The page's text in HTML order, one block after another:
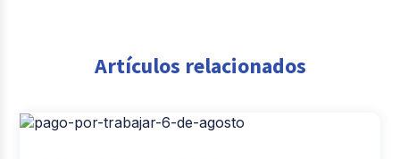
Artículos relacionados